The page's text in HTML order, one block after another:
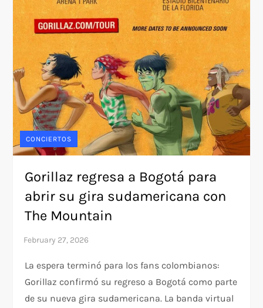
CONCIERTOS
Gorillaz regresa a Bogotá para
abrir su gira sudamericana con
The Mountain
La espera terminó para los fans colombianos:
Gorillaz confirmó su regreso a Bogotá como parte
de su nueva gira sudamericana. La banda virtual